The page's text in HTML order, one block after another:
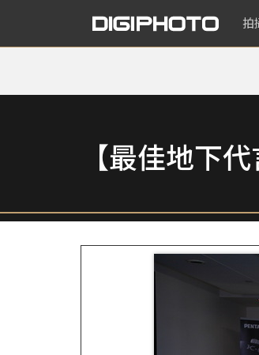
拍
【最佳地下